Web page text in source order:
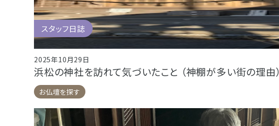
スタッフ日誌
2025年10月29日
浜松の神社を訪れて気づいたこと （神棚が多い街の理由）
お仏壇を探す